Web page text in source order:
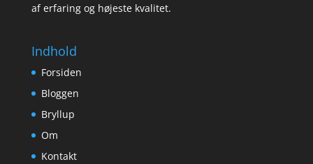
af erfaring og højeste kvalitet.
Indhold
Forsiden
Bloggen
Bryllup
Om
Kontakt